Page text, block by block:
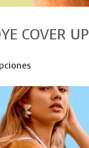
COVER UP